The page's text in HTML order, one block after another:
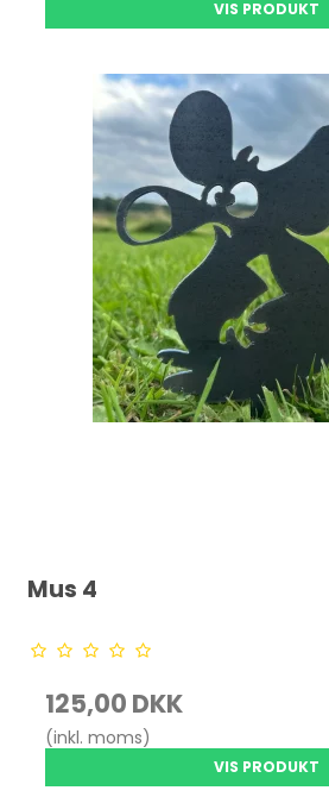
VIS PRODUKT
Mus 4
125,00 DKK
(inkl. moms)
VIS PRODUKT